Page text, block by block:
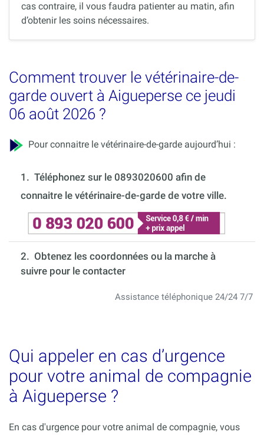
cas contraire, il vous faudra patienter au matin, afin
d’obtenir les soins nécessaires.
Comment trouver le vétérinaire-de-
garde ouvert à Aigueperse ce jeudi
06 août 2026 ?
Pour connaitre le vétérinaire-de-garde aujourd’hui :
1. Téléphonez sur le 0893020600 afin de
connaitre le vétérinaire-de-garde de votre ville.
2. Obtenez les coordonnées ou la marche à
suivre pour le contacter
Assistance téléphonique 24/24 7/7
Qui appeler en cas d’urgence
pour votre animal de compagnie
à Aigueperse ?
En cas d'urgence pour votre animal de compagnie, vous